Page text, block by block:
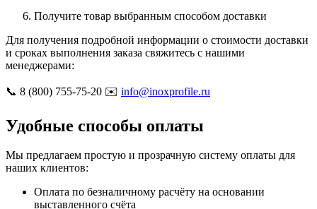
Получите товар выбранным способом доставки
Для получения подробной информации о стоимости доставки
и сроках выполнения заказа свяжитесь с нашими
менеджерами:
📞 8 (800) 755-75-20 ✉️ info@inoxprofile.ru
Удобные способы оплаты
Мы предлагаем простую и прозрачную систему оплаты для
наших клиентов:
Оплата по безналичному расчёту на основании
выставленного счёта